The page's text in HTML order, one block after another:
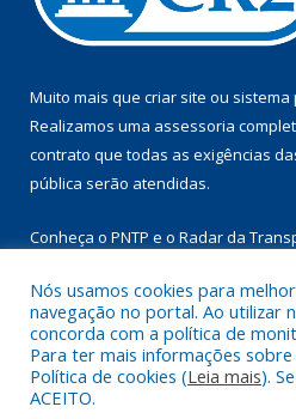
Muito mais que criar site ou sistema
Realizamos uma assessoria
contrato que todas as exigências
pública serão atendidas.
Conheça o PNTP e o Radar da
Todos os direitos reservados a
Pará.
Nós usamos cookies para
navegação no portal. Ao utilizar
concorda com a política de
Para ter mais informações
Política de cookies (Leia mais).
ACEITO.